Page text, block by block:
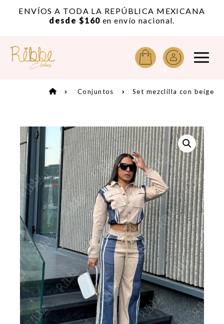
ENVÍOS A TODA LA REPÚBLICA MEXICANA
desde $160 en envío nacional.
Conjuntos Set mezclilla con beige